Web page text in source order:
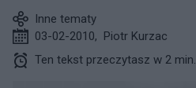
Inne tematy
03-02-2010, Piotr Kurzac
Ten tekst przeczytasz w 2 min.